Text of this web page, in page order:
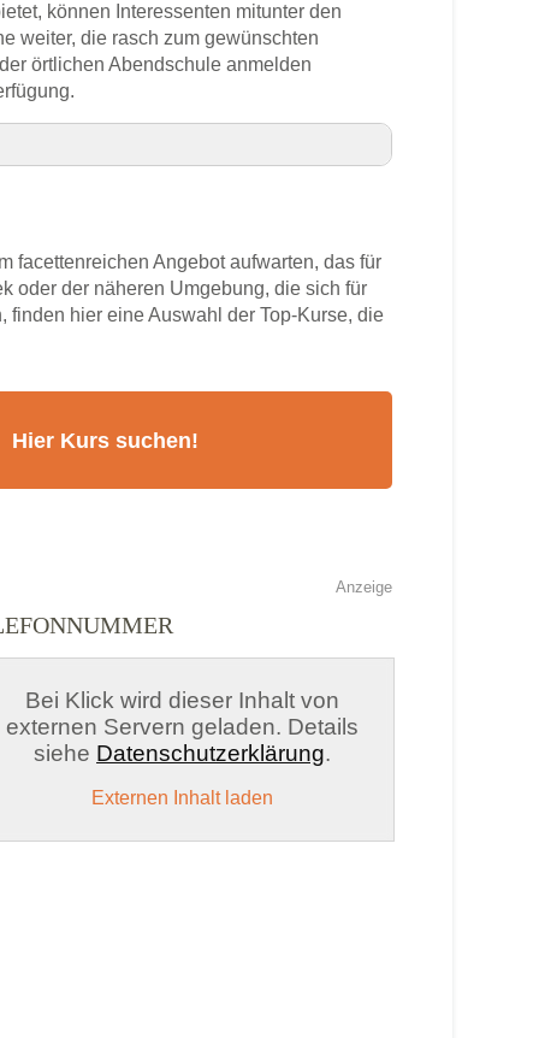
können Interessenten mitunter den
weiter, die rasch zum gewünschten
örtlichen Abendschule anmelden
facettenreichen Angebot aufwarten, das für
oder der näheren Umgebung, die sich für
hier eine Auswahl der Top-Kurse, die
Anzeige
Bei Klick wird dieser Inhalt von
externen Servern geladen. Details
siehe Datenschutzerklärung.
Externen Inhalt laden